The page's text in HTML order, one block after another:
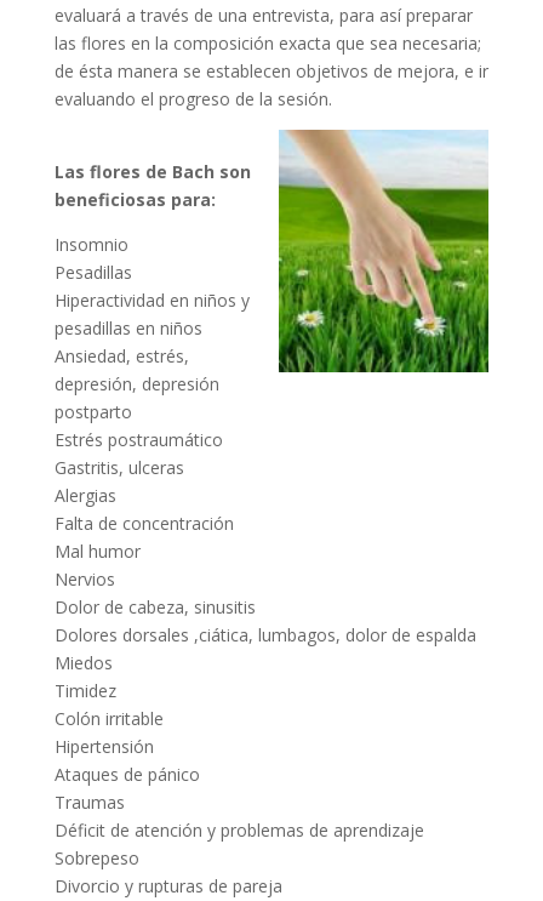
evaluará a través de una entrevista, para así preparar
las flores en la composición exacta que sea necesaria;
de ésta manera se establecen objetivos de mejora, e ir
evaluando el progreso de la sesión.
Las flores de Bach son
beneficiosas para:
Insomnio
Pesadillas
Hiperactividad en niños y
pesadillas en niños
Ansiedad, estrés,
depresión, depresión
postparto
Estrés postraumático
Gastritis, ulceras
Alergias
Falta de concentración
Mal humor
Nervios
Dolor de cabeza, sinusitis
Dolores dorsales ,ciática, lumbagos, dolor de espalda
Miedos
Timidez
Colón irritable
Hipertensión
Ataques de pánico
Traumas
Déficit de atención y problemas de aprendizaje
Sobrepeso
Divorcio y rupturas de pareja